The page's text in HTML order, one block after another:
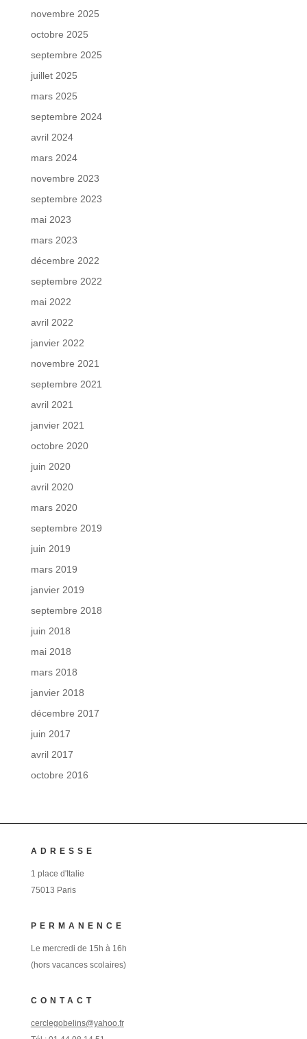
novembre 2025
octobre 2025
septembre 2025
juillet 2025
mars 2025
septembre 2024
avril 2024
mars 2024
novembre 2023
septembre 2023
mai 2023
mars 2023
décembre 2022
septembre 2022
mai 2022
avril 2022
janvier 2022
novembre 2021
septembre 2021
avril 2021
janvier 2021
octobre 2020
juin 2020
avril 2020
mars 2020
septembre 2019
juin 2019
mars 2019
janvier 2019
septembre 2018
juin 2018
mai 2018
mars 2018
janvier 2018
décembre 2017
juin 2017
avril 2017
octobre 2016
ADRESSE
1 place d'Italie
75013 Paris
PERMANENCE
Le mercredi de 15h à 16h
(hors vacances scolaires)
CONTACT
cerclegobelins@yahoo.fr